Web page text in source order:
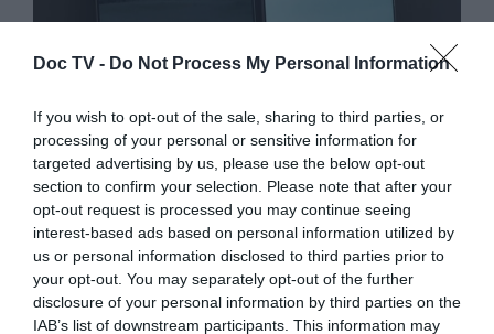
Doc TV - Do Not Process My Personal Information
If you wish to opt-out of the sale, sharing to third parties, or
processing of your personal or sensitive information for
targeted advertising by us, please use the below opt-out
section to confirm your selection. Please note that after your
opt-out request is processed you may continue seeing
interest-based ads based on personal information utilized by
us or personal information disclosed to third parties prior to
your opt-out. You may separately opt-out of the further
disclosure of your personal information by third parties on the
IAB’s list of downstream participants. This information may
FREESTYLE
Serafim Tsotsonis: Spring